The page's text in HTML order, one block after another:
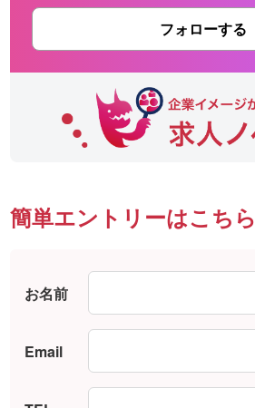
フォローする
簡単エントリーはこちら
お名前
Email